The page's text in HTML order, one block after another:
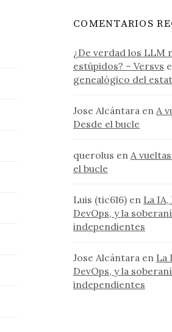
COMENTARIOS
¿De verdad los LLM
estúpidos? – Versvs
genealógico del
Jose Alcántara en A
Desde el bucle
querolus en A
el bucle
Luis (tic616) en La
DevOps, y la
independientes
Jose Alcántara en La
DevOps, y la
independientes